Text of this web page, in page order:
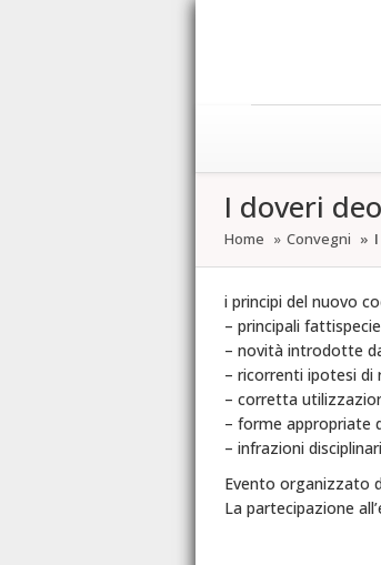
I doveri
Home Convegni
i principi del nuovo
– principali
– novità introdotte
– ricorrenti ipotesi di
– corretta
– forme appropriate
– infrazioni
Evento organizzato
La partecipazione